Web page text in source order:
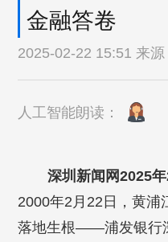
金融答卷
2025-02-22 15:51 来源
人工智能朗读：
深圳新闻网2025
2000年2月22日，黄浦
落地生根——浦发银行